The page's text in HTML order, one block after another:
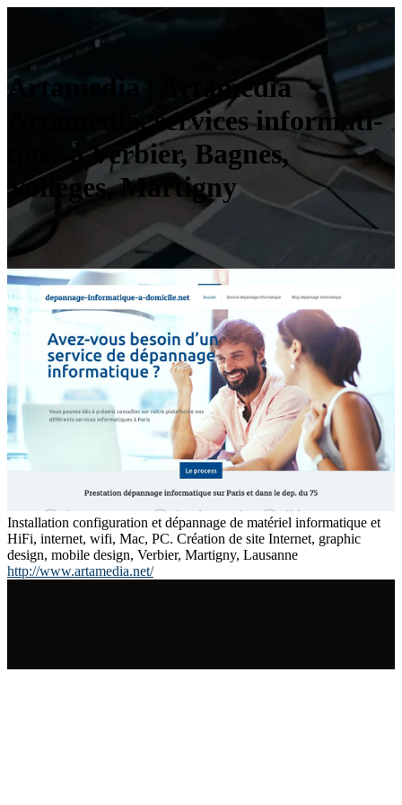
Artamedia | Artamedia
Artamedia, services infor­mati­
ques à Verbier, Bagnes,
Vollèges, Martigny
Installation configuration et dépannage de matériel informatique et
HiFi, internet, wifi, Mac, PC. Création de site Internet, graphic
design, mobile design, Verbier, Martigny, Lausanne
http://www.artamedia.net/